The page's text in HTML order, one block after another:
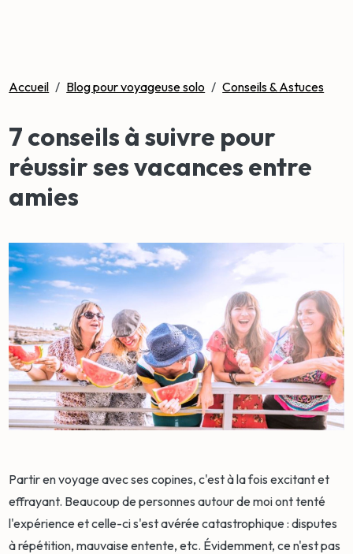
Accueil / Blog pour voyageuse solo / Conseils & Astuces
7 conseils à suivre pour
réussir ses vacances entre
amies
Partir en voyage avec ses copines, c'est à la fois excitant et
effrayant. Beaucoup de personnes autour de moi ont tenté
l'expérience et celle-ci s'est avérée catastrophique : disputes
à répétition, mauvaise entente, etc. Évidemment, ce n'est pas